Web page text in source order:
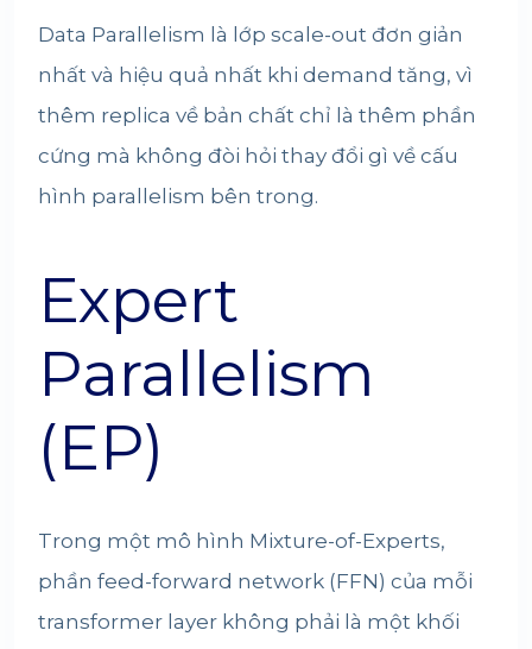
Data Parallelism là lớp scale-out đơn giản
nhất và hiệu quả nhất khi demand tăng, vì
thêm replica về bản chất chỉ là thêm phần
cứng mà không đòi hỏi thay đổi gì về cấu
hình parallelism bên trong.
Expert
Parallelism
(EP)
Trong một mô hình Mixture-of-Experts,
phần feed-forward network (FFN) của mỗi
transformer layer không phải là một khối